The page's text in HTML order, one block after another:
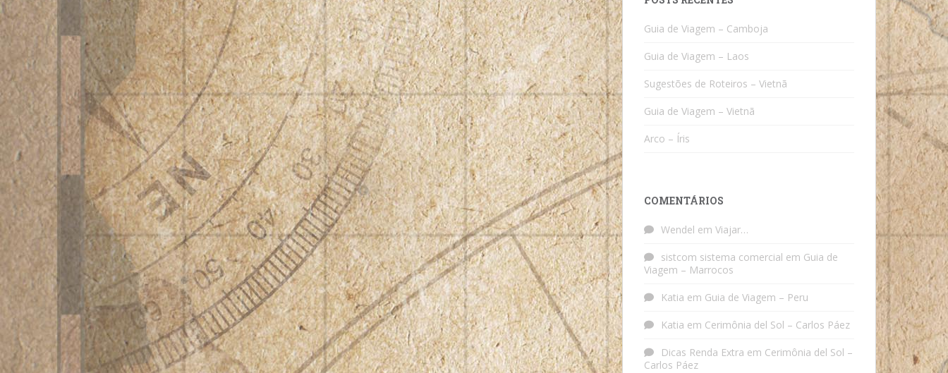
Guia de Viagem – Camboja
Guia de Viagem – Laos
Sugestões de Roteiros – Vietnã
Guia de Viagem – Vietnã
Arco – Íris
COMENTÁRIOS
Wendel em Viajar…
sistcom sistema comercial em Guia de
Viagem – Marrocos
Katia em Guia de Viagem – Peru
Katia em Cerimônia del Sol – Carlos Páez
Dicas Renda Extra em Cerimônia del Sol –
Carlos Páez